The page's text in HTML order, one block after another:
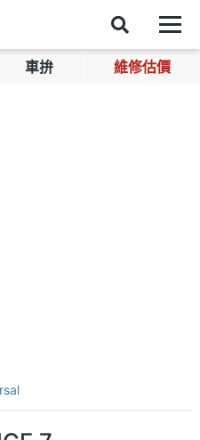
車拚 維修估價